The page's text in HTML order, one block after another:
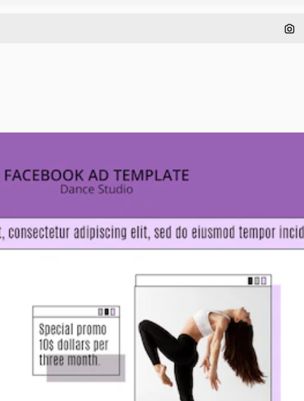
画